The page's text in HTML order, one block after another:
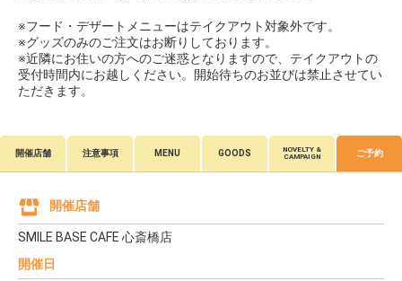
※フード・デザートメニューはテイクアウト対象外です。
※グッズのみのご注文はお断りしております。
※近隣にお住いの方へのご迷惑となりますので、テイクアウトの
受付時間内にお越しください。開始待ちのお並びは禁止させてい
ただきます。
開催店舗 注意事項 MENU GOODS
NOVELTY &
CAMPAIGN
ご予約
開催店舗
SMILE BASE CAFE 心斎橋店
開催日